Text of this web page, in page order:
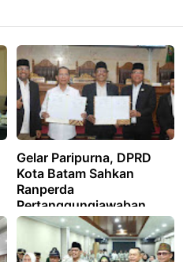
Gelar Paripurna, DPRD
Kota Batam Sahkan
Ranperda
Pertanggungjawaban
Pelaksanaan APBD 2025